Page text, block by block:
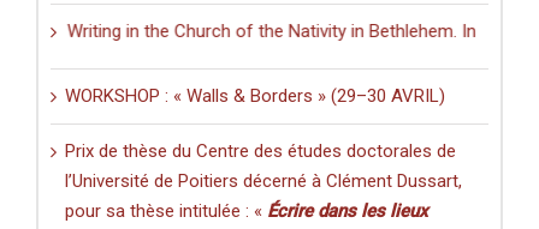
Writing in the Church of the Nativity in Bethlehem.
WORKSHOP : « Walls & Borders » (29–30 AVRIL)
Prix de thèse du Centre des études doctorales de
l’Université de Poitiers décerné à Clément Dussart,
pour sa thèse intitulée : « Écrire dans les lieux